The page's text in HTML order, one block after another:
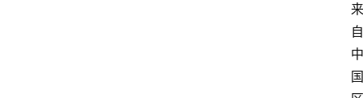
来
自
中
国